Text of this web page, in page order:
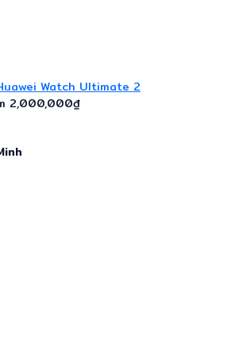
Watch Ultimate 2
2,000,000₫